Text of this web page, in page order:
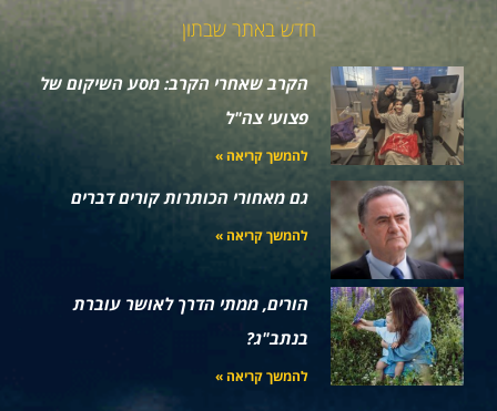
חדש באתר שבתון
הקרב שאחרי הקרב: מסע השיקום של
פצועי צה"ל
להמשך קריאה »
גם מאחורי הכותרות קורים דברים
להמשך קריאה »
הורים, ממתי הדרך לאושר עוברת
בנתב"ג?
להמשך קריאה »